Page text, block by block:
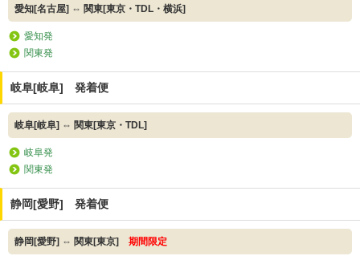
愛知[名古屋] ⇔ 関東[東京・TDL・横浜]
愛知発
関東発
岐阜[岐阜] 発着便
岐阜[岐阜] ⇔ 関東[東京・TDL]
岐阜発
関東発
静岡[愛野] 発着便
静岡[愛野] ⇔ 関東[東京] 期間限定